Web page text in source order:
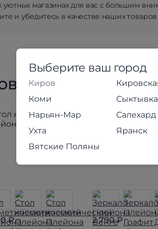
уютных магазинах для вас с большим
и убедитесь в качестве наших
коллекции
₽ 2 790 ₽
Выберите ваш город
Киров
Коми
Нарьян-Мар
Салехард
Ухта
Яранск
Вятские Поляны